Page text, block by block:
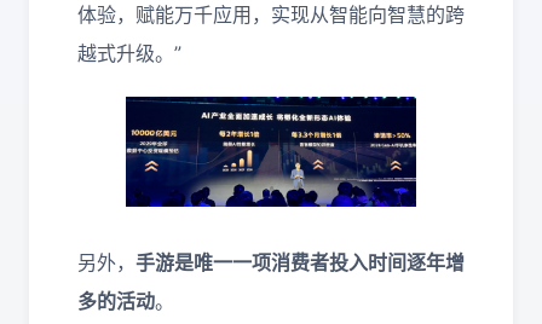
体验，赋能万千应用，实现从智能向智慧的跨
越式升级。”
另外， 手游是唯一一项消费者投入时间逐年增
多的活动。